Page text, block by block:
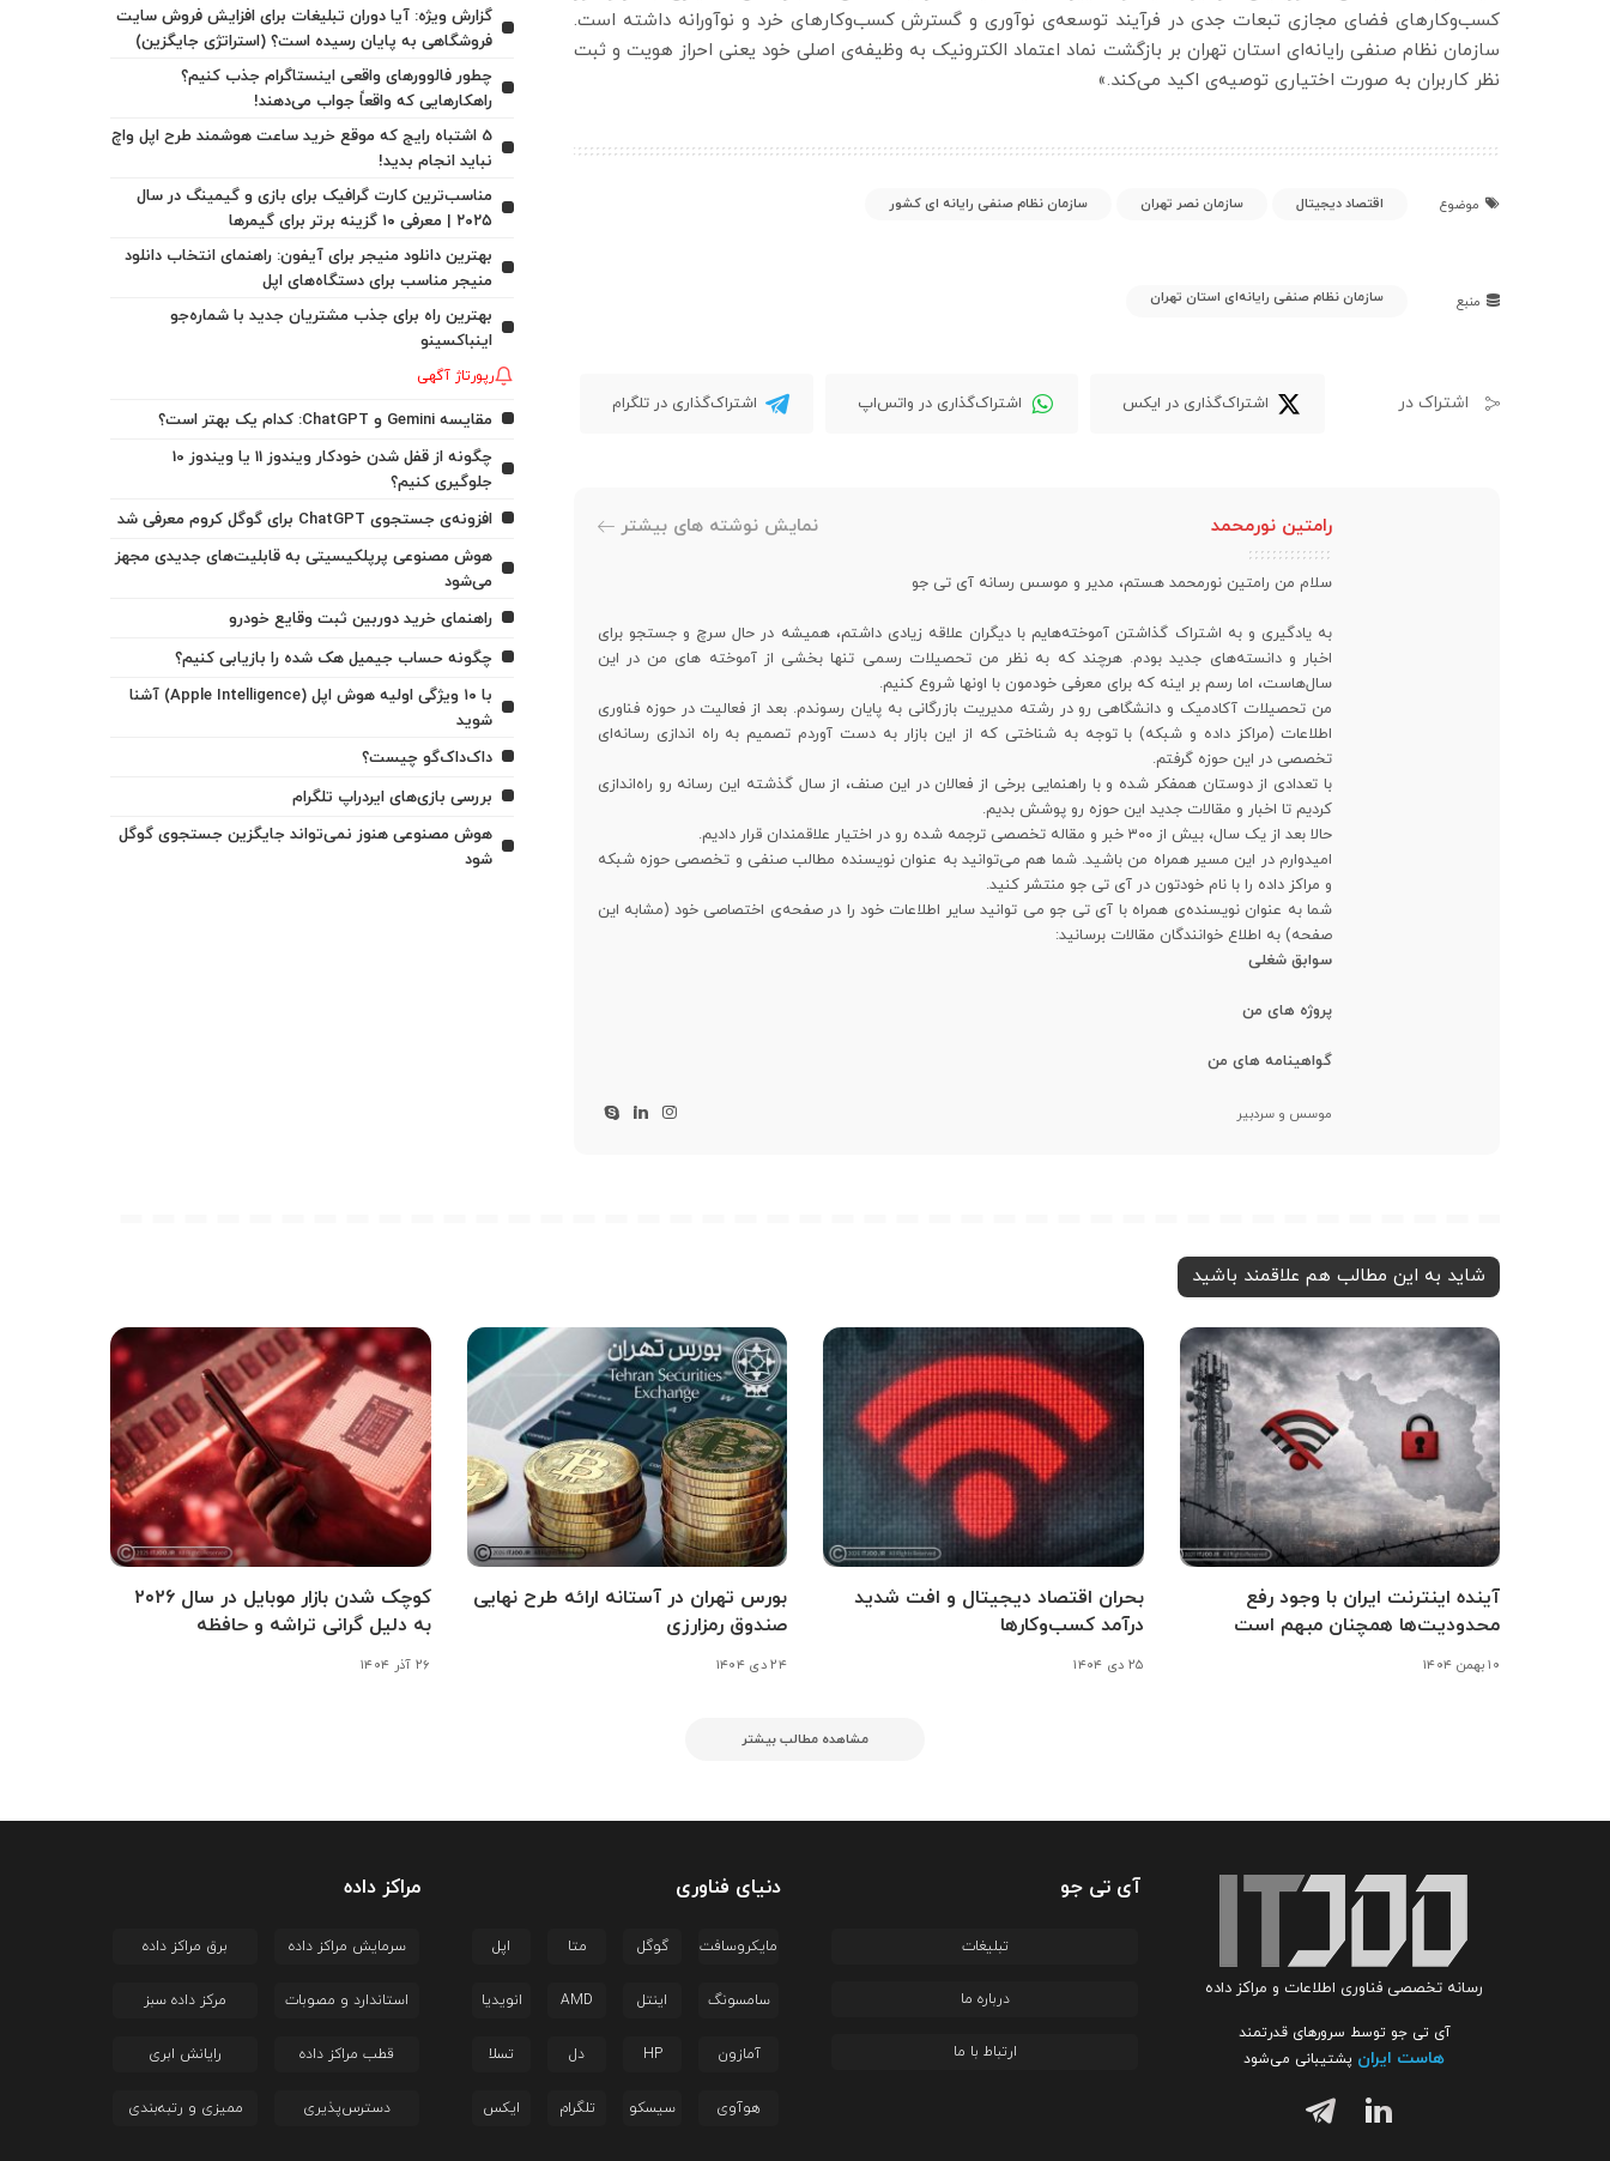
کسب‌وکارهای فضای مجازی تبعات جدی در فرآیند توسعه‌ی نوآوری و گسترش کسب‌و‌کارهای خرد و نوآورانه داشته است.
سازمان نظام صنفی رایانه‌ای استان تهران بر بازگشت نماد اعتماد الکترونیک به وظیفه‌ی اصلی خود یعنی احراز هویت و ثبت
نظر کاربران به صورت اختیاری توصیه‌ی اکید می‌کند.»
موضوع اقتصاد دیجیتال سازمان نصر تهران سازمان نظام صنفی رایانه ای کشور
منبع سازمان نظام صنفی رایانه‌ای استان تهران
اشتراک در اشتراک‌گذاری در ایکس اشتراک‌گذاری در واتس‌اپ اشتراک‌گذاری در تلگرام
رامتین نورمحمد نمایش نوشته های بیشتر
سلام من رامتین نورمحمد هستم، مدیر و موسس رسانه آی تی جو
به یادگیری و به اشتراک گذاشتن آموخته‌هایم با دیگران علاقه زیادی داشتم، همیشه در حال سرچ و جستجو برای
اخبار و دانسته‌های جدید بودم. هرچند که به نظر من تحصیلات رسمی تنها بخشی از آموخته های من در این
سال‌هاست، اما رسم بر اینه که برای معرفی خودمون با اونها شروع کنیم.
من تحصیلات آکادمیک و دانشگاهی رو در رشته مدیریت بازرگانی به پایان رسوندم. بعد از فعالیت در حوزه فناوری
اطلاعات (مراکز داده و شبکه) با توجه به شناختی که از این بازار به دست آوردم تصمیم به راه اندازی رسانه‌ای
تخصصی در این حوزه گرفتم.
با تعدادی از دوستان همفکر شده و با راهنمایی برخی از فعالان در این صنف، از سال گذشته این رسانه رو راه‌اندازی
کردیم تا اخبار و مقالات جدید این حوزه رو پوشش بدیم.
حالا بعد از یک سال، بیش از ۳۰۰ خبر و مقاله تخصصی ترجمه شده رو در اختیار علاقمندان قرار دادیم.
امیدوارم در این مسیر همراه من باشید. شما هم می‌توانید به عنوان نویسنده مطالب صنفی و تخصصی حوزه شبکه
و مراکز داده را با نام خودتون در آی تی جو منتشر کنید.
شما به عنوان نویسنده‌ی همراه با آی تی جو می توانید سایر اطلاعات خود را در صفحه‌ی اختصاصی خود (مشابه این
صفحه) به اطلاع خوانندگان مقالات برسانید:
سوابق شغلی
پروژه های من
گواهینامه های من
موسس و سردبیر
گزارش ویژه: آیا دوران تبلیغات برای افزایش فروش سایت
فروشگاهی به پایان رسیده است؟ (استراتژی جایگزین)
چطور فالوورهای واقعی اینستاگرام جذب کنیم؟
راهکارهایی که واقعاً جواب می‌دهند!
5 اشتباه رایج که موقع خرید ساعت هوشمند طرح اپل واچ
نباید انجام بدید!
مناسب‌ترین کارت گرافیک برای بازی و گیمینگ در سال
۲۰۲۵ | معرفی ۱۰ گزینه برتر برای گیمرها
بهترین دانلود منیجر برای آیفون: راهنمای انتخاب دانلود
منیجر مناسب برای دستگاه‌های اپل
بهترین راه برای جذب مشتریان جدید با شماره‌جو
اینباکسینو
رپورتاژ آگهی
مقایسه Gemini و ChatGPT: کدام یک بهتر است؟
چگونه از قفل شدن خودکار ویندوز 11 یا ویندوز 10
جلوگیری کنیم؟
افزونه‌ی جستجوی ChatGPT برای گوگل کروم معرفی شد
هوش مصنوعی پرپلکیسیتی به قابلیت‌های جدیدی مجهز
می‌شود
راهنمای خرید دوربین ثبت وقایع خودرو
چگونه حساب جیمیل هک شده را بازیابی کنیم؟
با ۱۰ ویژگی اولیه هوش اپل (Apple Intelligence) آشنا
شوید
داک‌داک‌گو چیست؟
بررسی بازی‌های ایردراپ تلگرام
هوش مصنوعی هنوز نمی‌تواند جایگزین جستجوی گوگل
شود
شاید به این مطالب هم علاقمند باشید
آینده اینترنت ایران با وجود رفع
محدودیت‌ها همچنان مبهم است
۱۰ بهمن ۱۴۰۴
بحران اقتصاد دیجیتال و افت شدید
درآمد کسب‌وکارها
۲۵ دی ۱۴۰۴
بورس تهران در آستانه ارائه طرح نهایی
صندوق رمزارزی
۲۴ دی ۱۴۰۴
کوچک شدن بازار موبایل در سال ۲۰۲۶
به دلیل گرانی تراشه و حافظه
۲۶ آذر ۱۴۰۴
مشاهده مطالب بیشتر
رسانه تخصصی فناوری اطلاعات و مراکز داده
آی تی جو توسط سرورهای قدرتمند
هاست ایران پشتیبانی می‌شود
آی تی جو
تبلیغات
درباره ما
ارتباط با ما
دنیای فناوری
مایکروسافت گوگل متا اپل
سامسونگ اینتل AMD انویدیا
آمازون HP دل تسلا
هوآوی سیسکو تلگرام ایکس
مراکز داده
سرمایش مراکز داده برق مراکز داده
استاندارد و مصوبات مرکز داده سبز
قطب مراکز داده رایانش ابری
دسترس‌پذیری ممیزی و رتبه‌بندی